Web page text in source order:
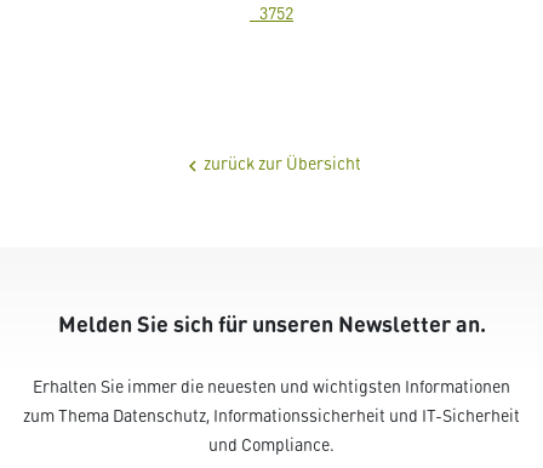
_3752
chevron_left zurück zur Übersicht
Melden Sie sich für unseren Newsletter an.
Erhalten Sie immer die neuesten und wichtigsten Informationen
zum Thema Datenschutz, Informationssicherheit und IT-Sicherheit
und Compliance.